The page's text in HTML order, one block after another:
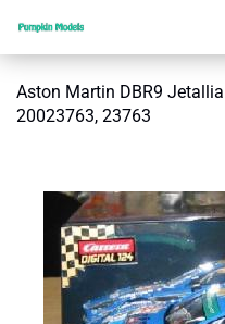
Aston Martin DBR9
20023763, 23763